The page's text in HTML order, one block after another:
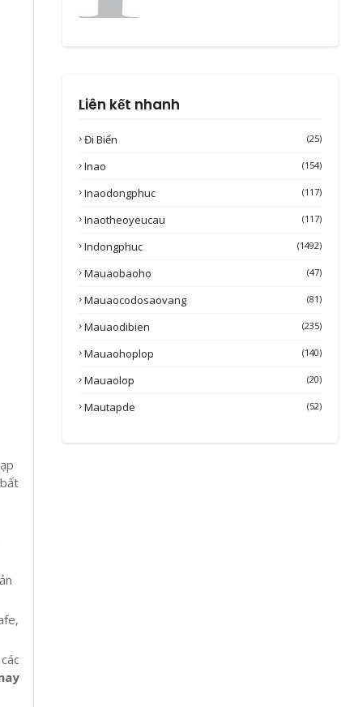
Liên kết nhanh
Đi Biển (25)
Inao (154)
Inaodongphuc (117)
Inaotheoyeucau (117)
Indongphuc (1492)
Mauaobaoho (47)
Mauaocodosaovang (81)
Mauaodibien (235)
Mauaohoplop (140)
Mauaolop (20)
Mautapde (52)